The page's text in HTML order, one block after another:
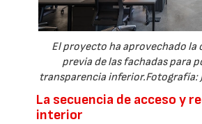
El proyecto ha aprovechado la
previa de las fachadas para
transparencia inferior.Fotografía:
La secuencia de acceso y
interior